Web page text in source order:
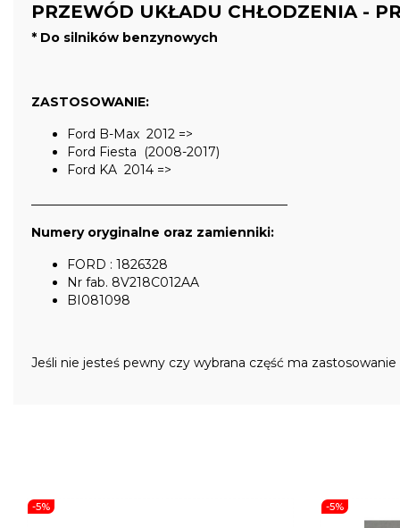
PRZEWÓD UKŁADU CHŁODZENIA -
* Do silników benzynowych
ZASTOSOWANIE:
Ford B-Max 2012 =>
Ford Fiesta (2008-2017)
Ford KA 2014 =>
Numery oryginalne oraz zamienniki:
FORD : 1826328
Nr fab. 8V218C012AA
BI081098
Jeśli nie jesteś pewny czy wybrana część ma
-5% -5%